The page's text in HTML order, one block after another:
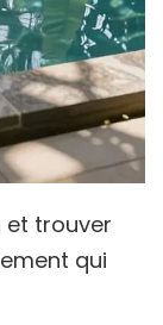
et trouver
qui